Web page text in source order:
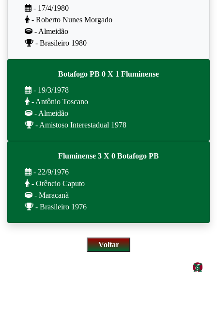
- 17/4/1980
- Roberto Nunes Morgado
- Almeidão
- Brasileiro 1980
Botafogo PB 0 X 1 Fluminense
- 19/3/1978
- Antônio Toscano
- Almeidão
- Amistoso Interestadual 1978
Fluminense 3 X 0 Botafogo PB
- 22/9/1976
- Orêncio Caputo
- Maracanã
- Brasileiro 1976